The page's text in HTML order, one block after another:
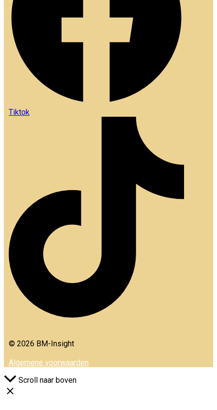
Tiktok
© 2026 BM-Insight
Algemene voorwaarden
Scroll naar boven